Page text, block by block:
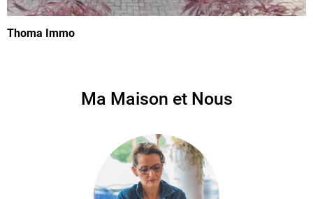
Thoma Immo
Ma Maison et Nous